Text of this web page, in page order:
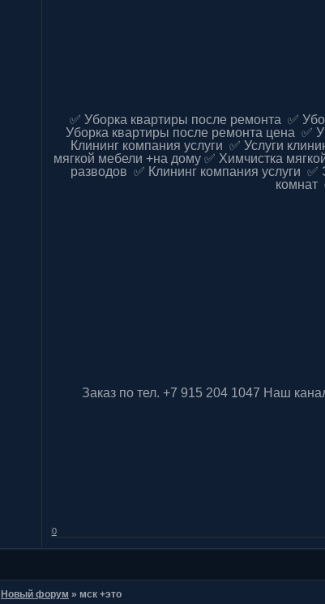
✅ Уборка квартиры после ремонта ✅
Уборка квартиры после ремонта цена ✅
Клининг компания услуги ✅ Услуги
мягкой мебели +на дому ✅ Химчистка
разводов ✅ Клининг компания услуги ✅
комнат
Заказ по тел. +7 915 204 1047 Наш
0
Новый форум » мск +это